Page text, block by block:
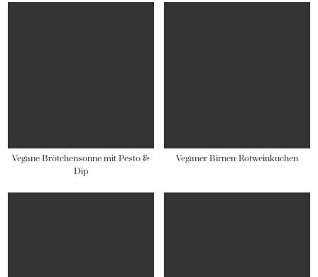
Vegane Brötchensonne mit Pesto &
Dip
Veganer Birnen-Rotweinkuchen